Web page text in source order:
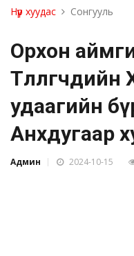
Нүүр хуудас Сонгууль
Орхон
удаагийн
Анхдугаар
Админ 2024-10-15